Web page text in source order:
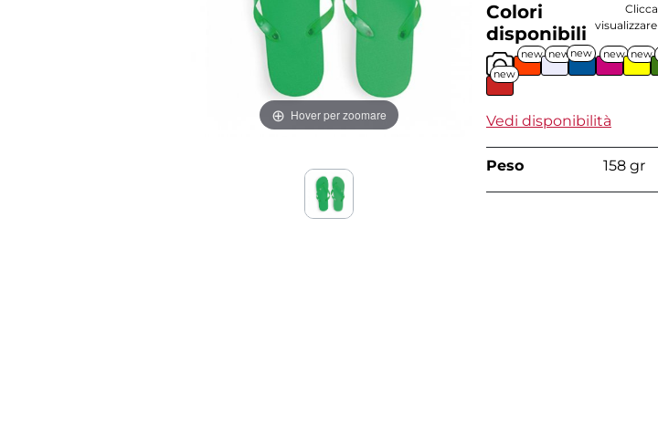
Hover per zoomare
Colori
disponibili
new new new new new
new
Vedi disponibilità
Peso 158 gr